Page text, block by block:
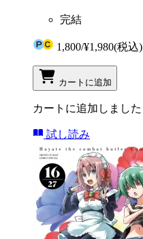
完結
1,800/¥1,980(税込)
カートに追加
カートに追加しました
試し読み